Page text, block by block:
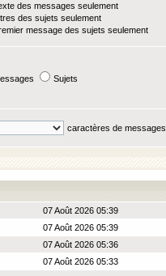
des messages seulement
des sujets seulement
message des sujets seulement
Sujets
caractères de messages
07 Août 2026 05:39
07 Août 2026 05:39
07 Août 2026 05:36
07 Août 2026 05:33